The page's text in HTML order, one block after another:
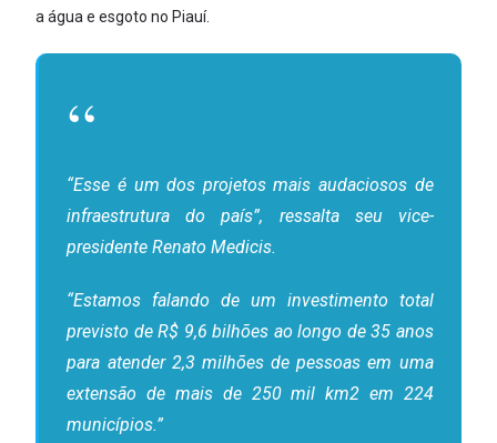
a água e esgoto no Piauí.
“Esse é um dos projetos mais audaciosos de
infraestrutura do país”, ressalta seu vice-
presidente Renato Medicis.
“Estamos falando de um investimento total
previsto de R$ 9,6 bilhões ao longo de 35 anos
para atender 2,3 milhões de pessoas em uma
extensão de mais de 250 mil km2 em 224
municípios.”